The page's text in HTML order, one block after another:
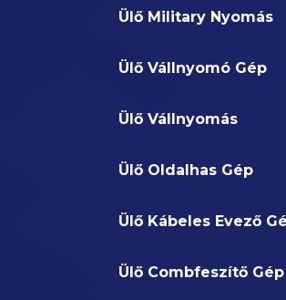
Ülő Military Nyomás
Ülő Vállnyomó Gép
Ülő Vállnyomás
Ülő Oldalhas Gép
Ülő Kábeles Evező
Ülő Combfeszítő Gép